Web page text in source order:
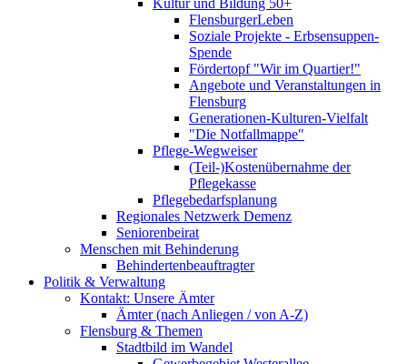
Kultur und Bildung 50+
FlensburgerLeben
Soziale Projekte - Erbsensuppen-
Spende
Fördertopf "Wir im Quartier!"
Angebote und Veranstaltungen in
Flensburg
Generationen-Kulturen-Vielfalt
"Die Notfallmappe"
Pflege-Wegweiser
(Teil-)Kostenübernahme der
Pflegekasse
Pflegebedarfsplanung
Regionales Netzwerk Demenz
Seniorenbeirat
Menschen mit Behinderung
Behindertenbeauftragter
Politik & Verwaltung
Kontakt: Unsere Ämter
Ämter (nach Anliegen / von A-Z)
Flensburg & Themen
Stadtbild im Wandel